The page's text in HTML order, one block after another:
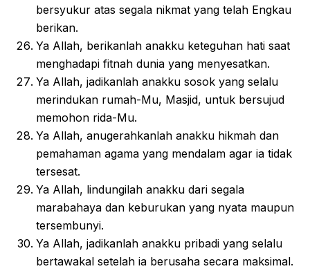
bersyukur atas segala nikmat yang telah Engkau
berikan.
Ya Allah, berikanlah anakku keteguhan hati saat
menghadapi fitnah dunia yang menyesatkan.
Ya Allah, jadikanlah anakku sosok yang selalu
merindukan rumah-Mu, Masjid, untuk bersujud
memohon rida-Mu.
Ya Allah, anugerahkanlah anakku hikmah dan
pemahaman agama yang mendalam agar ia tidak
tersesat.
Ya Allah, lindungilah anakku dari segala
marabahaya dan keburukan yang nyata maupun
tersembunyi.
Ya Allah, jadikanlah anakku pribadi yang selalu
bertawakal setelah ia berusaha secara maksimal.